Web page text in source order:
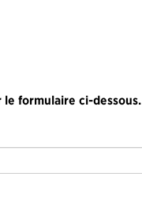
formulaire ci-dessous.